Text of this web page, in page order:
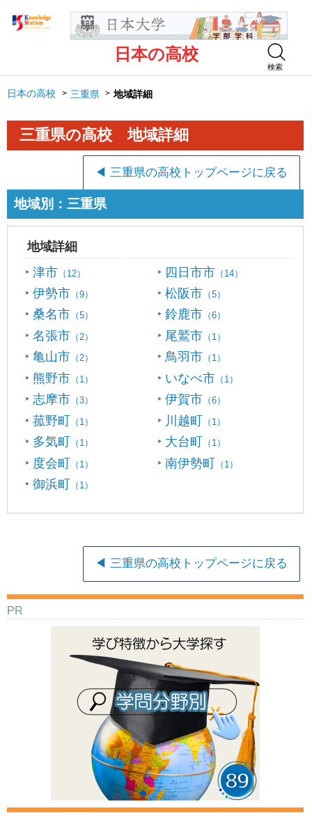
日本の高校
検索
日本の高校 三重県 地域詳細
三重県の高校 地域詳細
◀ 三重県の高校トップページに戻る
地域別：三重県
地域詳細
津市 （12） 四日市市 （14）
伊勢市 （9） 松阪市 （5）
桑名市 （5） 鈴鹿市 （6）
名張市 （2） 尾鷲市 （1）
亀山市 （2） 鳥羽市 （1）
熊野市 （1） いなべ市 （1）
志摩市 （3） 伊賀市 （6）
菰野町 （1） 川越町 （1）
多気町 （1） 大台町 （1）
度会町 （1） 南伊勢町 （1）
御浜町 （1）
◀ 三重県の高校トップページに戻る
PR